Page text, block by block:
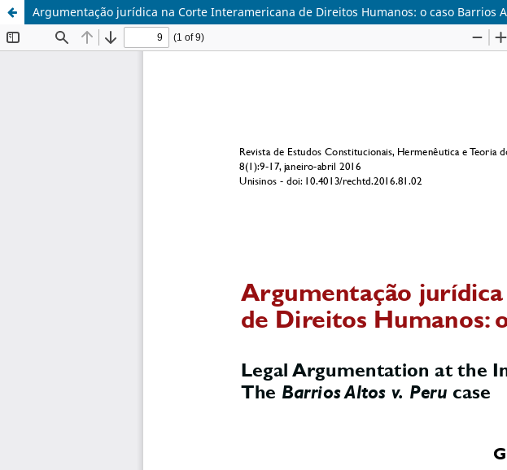
Argumentação jurídica na Corte Interamericana de Direitos Humanos: o caso Barrios